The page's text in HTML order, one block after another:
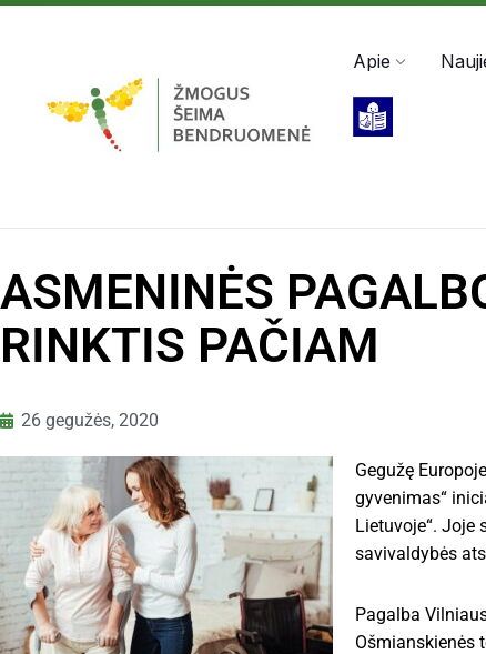
Apie
ASMENINĖS
RINKTIS PAČIAM
26 gegužės, 2020
Gegužę
gyvenimas“
Lietuvoje“. Joje
savivaldybės
Pagalba
Ošmianskienės